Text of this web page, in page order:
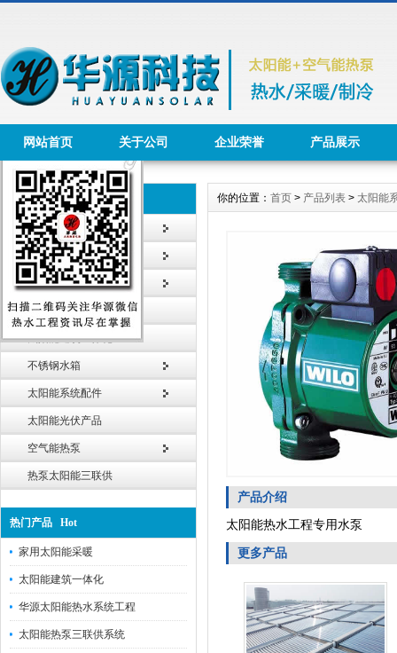
网站首页 关于公司 企业荣誉 产品展示
产品列表 Product
太阳能热水工程
太阳能热水器
智能节水系统
太阳能采暖工程
太阳能建筑一体化
不锈钢水箱
太阳能系统配件
太阳能光伏产品
空气能热泵
热泵太阳能三联供
热门产品 Hot
家用太阳能采暖
太阳能建筑一体化
华源太阳能热水系统工程
太阳能热泵三联供系统
你的位置： 首页 > 产品列表 > 太阳能
产品介绍
太阳能热水工程专用水泵
更多产品